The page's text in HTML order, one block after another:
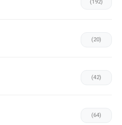
(192)
(20)
(42)
(64)